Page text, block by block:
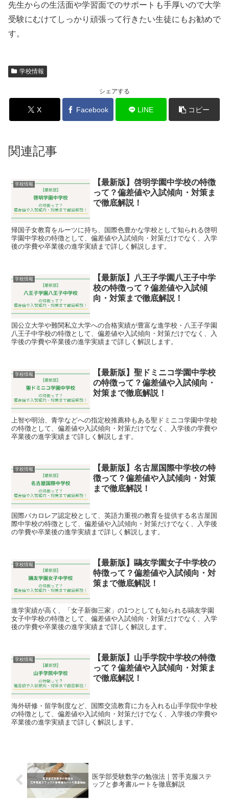
先生からの生活面や学習面でのサポートも手厚いので大学
受験にむけてしっかり頑張って行きたい生徒にもお勧めで
す。
学校情報
シェアする
X Facebook LINE コピー
関連記事
学校情報
【最新版】啓明学園中学校の特徴
って？偏差値や入試傾向・対策ま
で徹底解説！
帰国子女教育をルーツに持ち、国際色豊かな学校として知られる啓明
学園中学校の特徴として、偏差値や入試傾向・対策だけでなく、入学
後の学費や卒業後の進学実績まで詳しく解説します。
学校情報
【最新版】八王子学園八王子中学
校の特徴って？偏差値や入試傾
向・対策まで徹底解説！
国公立大学や難関私立大学への合格実績が豊富な進学校・八王子学園
八王子中学校の特徴として、偏差値や入試傾向・対策だけでなく、入
学後の学費や卒業後の進学実績まで詳しく解説します。
学校情報
【最新版】聖ドミニコ学園中学校
の特徴って？偏差値や入試傾向・
対策まで徹底解説！
上智や明治、青学などへの指定校推薦枠もある聖ドミニコ学園中学校
の特徴として、偏差値や入試傾向・対策だけでなく、入学後の学費や
卒業後の進学実績まで詳しく解説します。
学校情報
【最新版】名古屋国際中学校の特
徴って？偏差値や入試傾向・対策
まで徹底解説！
国際バカロレア認定校として、英語力重視の教育を提供する名古屋国
際中学校の特徴として、偏差値や入試傾向・対策だけでなく、入学後
の学費や卒業後の進学実績まで詳しく解説します。
学校情報
【最新版】鷗友学園女子中学校の
特徴って？偏差値や入試傾向・対
策まで徹底解説！
進学実績が高く、「女子新御三家」の1つとしても知られる鷗友学園
女子中学校の特徴として、偏差値や入試傾向・対策だけでなく、入学
後の学費や卒業後の進学実績まで詳しく解説します。
学校情報
【最新版】山手学院中学校の特徴
って？偏差値や入試傾向・対策ま
で徹底解説！
海外研修・留学制度など、国際交流教育に力を入れる山手学院中学校
の特徴として、偏差値や入試傾向・対策だけでなく、入学後の学費や
卒業後の進学実績まで詳しく解説します。
医学部受験数学の勉強法｜苦手克服ステ
ップと参考書ルートを徹底解説